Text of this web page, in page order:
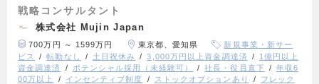
戦略コンサルタント
株式会社 Mujin Japan
700万円 ～ 1599万円 東京都、愛知県
新規事業・新サー
ビス
転勤なし 土日祝休み 3,000万円以上資金調達済
1億円以上
資金調達済
ポテンシャル採用（未経験可） 社長・役員直下
年収6
00万以上
インセンティブ制度 ストックオプションあり
フレック